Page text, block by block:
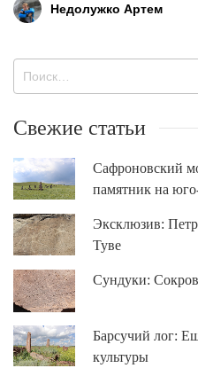
Недолужко Артем
Свежие статьи
Сафроновский
памятник на
Эксклюзив:
Туве
Сундуки:
Барсучий лог:
культуры